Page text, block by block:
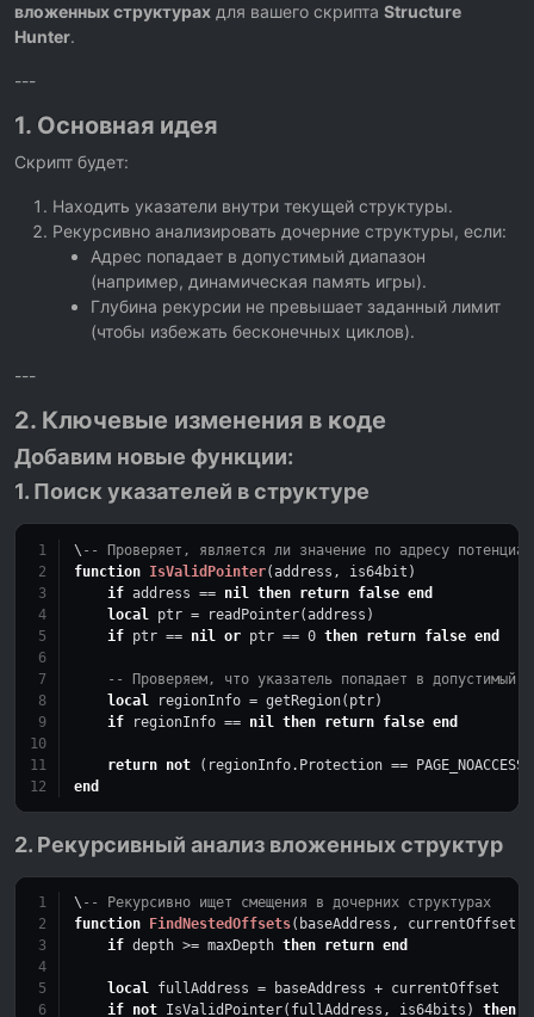
вложенных структурах для вашего скрипта Structure
Hunter.
---
1. Основная идея
Скрипт будет:
Находить указатели внутри текущей структуры.
Рекурсивно анализировать дочерние структуры, если:
Адрес попадает в допустимый диапазон
(например, динамическая память игры).
Глубина рекурсии не превышает заданный лимит
(чтобы избежать бесконечных циклов).
---
2. Ключевые изменения в коде
Добавим новые функции:
1. Поиск указателей в структуре
\ -- Проверяет, является ли значение по адресу
function IsValidPointer(address, is64bit)
if address == nil then return false end
local
ptr = readPointer(address)
if ptr == nil or ptr == 0 then return false end
-- Проверяем, что указатель попадает в допустимый
local
regionInfo = getRegion(ptr)
if regionInfo == nil then return false end
return not (regionInfo.Protection == PAGE_NOACCESS
end
2. Рекурсивный анализ вложенных структур
\ -- Рекурсивно ищет смещения в дочерних структурах
function
FindNestedOffsets(baseAddress, currentOffset,
if depth >= maxDepth then return end
local fullAddress = baseAddress + currentOffset
if not IsValidPointer(fullAddress, is64bits) then